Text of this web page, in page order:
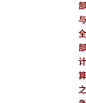
部
与
全
部
计
算
之